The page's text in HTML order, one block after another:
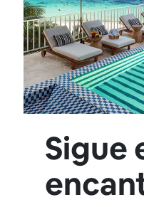
Sigue